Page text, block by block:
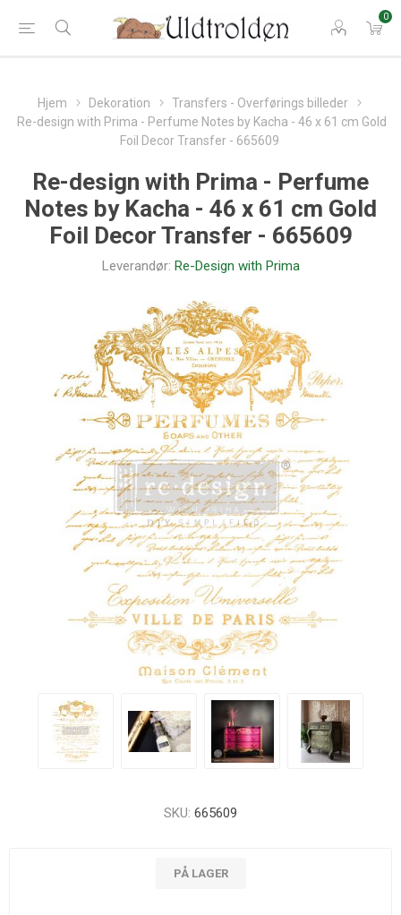
0
Hjem Dekoration
Transfers - Overførings billeder
Re-design with Prima - Perfume Notes by Kacha - 46 x 61 cm Gold
Foil Decor Transfer - 665609
Re-design with Prima - Perfume
Notes by Kacha - 46 x 61 cm Gold
Foil Decor Transfer - 665609
Leverandør: Re-Design with Prima
SKU: 665609
PÅ LAGER